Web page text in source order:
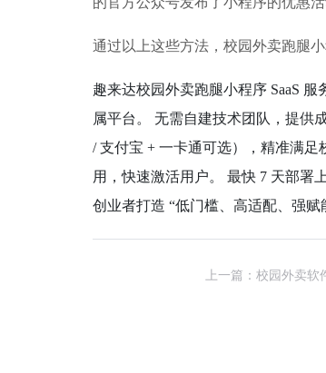
通过以上这些方法，校园外卖跑腿
趣来达校园外卖跑腿小程序 SaaS
属平台。 无需自建技术团队，提供
/ 支付宝 + 一卡通可选），精准满
用，快速激活用户。 最快 7 天部署
创业者打造 “低门槛、高适配、强赋
上一篇：校园外卖